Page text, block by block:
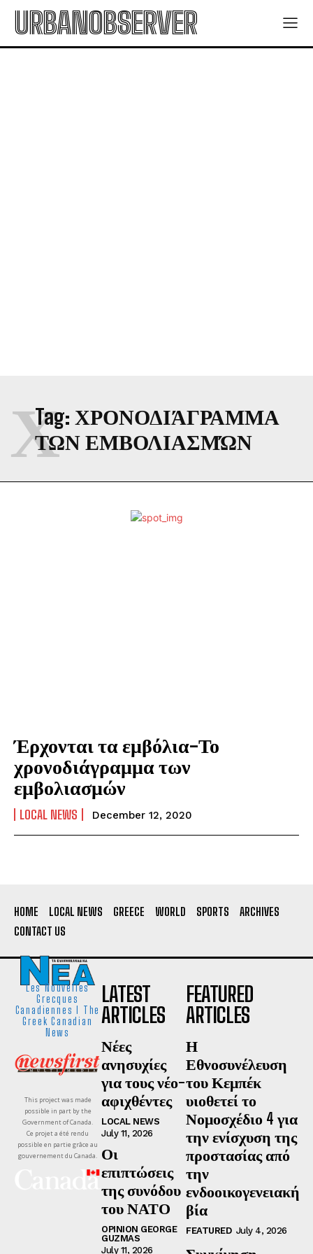
URBANOBSERVER
Tag: ΧΡΟΝΟΔΙΆΓΡΑΜΜΑ
ΤΩΝ ΕΜΒΟΛΙΑΣΜΏΝ
Χ
Έρχονται τα εμβόλια-Το
χρονοδιάγραμμα των
εμβολιασμών
LOCAL NEWS December 12, 2020
HOME LOCAL NEWS GREECE WORLD SPORTS
ARCHIVES
CONTACT US
Les Nouvelles
Grecques
Canadiennes I The
Greek Canadian
News
This project was made
possible in part by the
Government of Canada.
Ce projet a été rendu
possible en partie grâce au
gouvernement du Canada.
LATEST
ARTICLES
Νέες
ανησυχίες
για τους νέο-
αφιχθέντες
LOCAL NEWS
July 11, 2026
Οι
επιπτώσεις
της συνόδου
του ΝΑΤΟ
OPINION GEORGE
GUZMAS
July 11, 2026
FEATURED
ARTICLES
Η
Εθνοσυνέλευση
του Κεμπέκ
υιοθετεί το
Νομοσχέδιο 4 για
την ενίσχυση της
προστασίας από
την
ενδοοικογενειακή
βία
FEATURED July 4, 2026